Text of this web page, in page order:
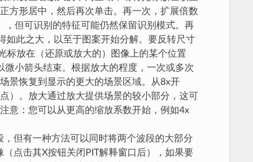
方形居中，然后再次单击。再一次，扩展倍数
但可识别的特征可能仍然保留识别模式。再
如此之大，以至于图案开始分解。要反转尺寸
标放在（还原或放大的）图像上的某个位置
小箭头结束。根据放大的程度，一次或多次
景恢复到显示的更大的场景区域。从8x开
）。放大通过放大提供场景的较小部分，这可
意：您可以从更高的缩放系数开始，例如4x
但有一种方法可以同时将两个波段的大部分
点击其X按钮关闭PIT解释窗口后），如果要